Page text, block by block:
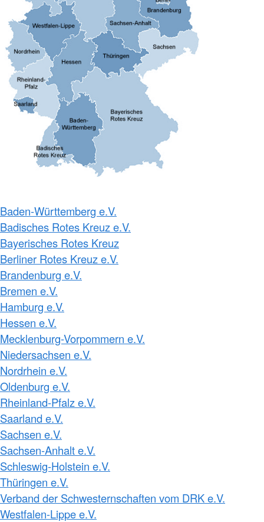
Baden-Württemberg e.V.
Badisches Rotes Kreuz e.V.
Bayerisches Rotes Kreuz
Berliner Rotes Kreuz e.V.
Brandenburg e.V.
Bremen e.V.
Hamburg e.V.
Hessen e.V.
Mecklenburg-Vorpommern e.V.
Niedersachsen e.V.
Nordrhein e.V.
Oldenburg e.V.
Rheinland-Pfalz e.V.
Saarland e.V.
Sachsen e.V.
Sachsen-Anhalt e.V.
Schleswig-Holstein e.V.
Thüringen e.V.
Verband der Schwesternschaften vom DRK e.V.
Westfalen-Lippe e.V.